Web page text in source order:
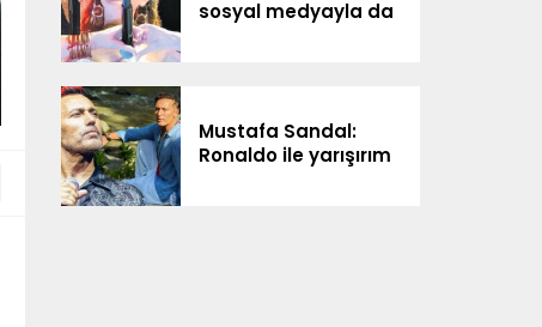
sosyal medyayla da
Mustafa Sandal:
Ronaldo ile yarışırım